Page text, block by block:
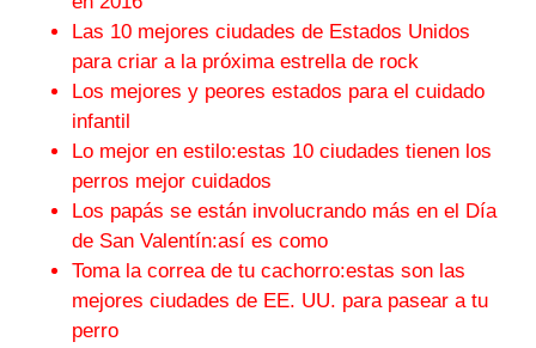
Las 10 mejores ciudades de Estados Unidos
para criar a la próxima estrella de rock
Los mejores y peores estados para el cuidado
infantil
Lo mejor en estilo:estas 10 ciudades tienen los
perros mejor cuidados
Los papás se están involucrando más en el Día
de San Valentín:así es como
Toma la correa de tu cachorro:estas son las
mejores ciudades de EE. UU. para pasear a tu
perro